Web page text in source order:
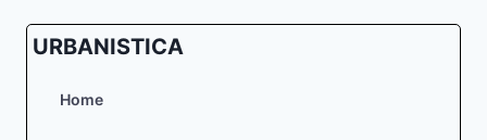
URBANISTICA
Home